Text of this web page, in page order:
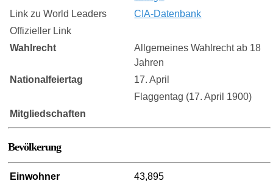
Link zu World Leaders
CIA-Datenbank
Offizieller Link
Wahlrecht
Allgemeines Wahlrecht ab 18
Jahren
Nationalfeiertag
17. April
Flaggentag (17. April 1900)
Mitgliedschaften
Bevölkerung
Einwohner
43,895